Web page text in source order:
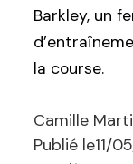
Barkley, un
la course.
Camille
Publié le11/